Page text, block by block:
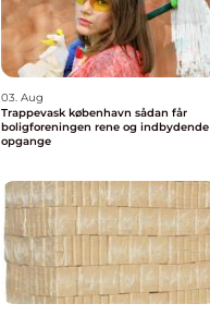
03. Aug
Trappevask københavn sådan får
boligforeningen rene og indbydende
opgange